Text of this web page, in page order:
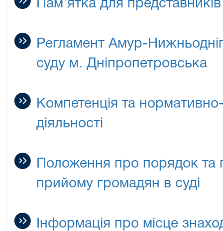
Пам'ятка для
Регламент Амур-
суду м. Дніпропетровська
Компетенція та
діяльності
Положення про порядок та
прийому громадян в суді
Інформація про місце